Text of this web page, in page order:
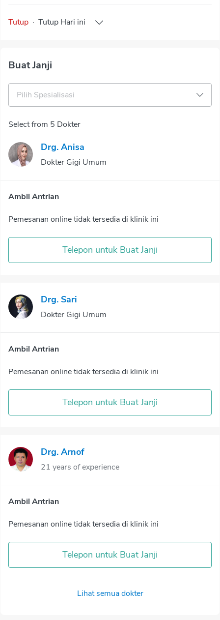
Tutup · Tutup Hari ini
Buat Janji
Pilih Spesialisasi
Select from 5 Dokter
Drg. Anisa
Dokter Gigi Umum
Ambil Antrian
Pemesanan online tidak tersedia di klinik ini
Telepon untuk Buat Janji
Drg. Sari
Dokter Gigi Umum
Ambil Antrian
Pemesanan online tidak tersedia di klinik ini
Telepon untuk Buat Janji
Drg. Arnof
21 years of experience
Ambil Antrian
Pemesanan online tidak tersedia di klinik ini
Telepon untuk Buat Janji
Lihat semua dokter